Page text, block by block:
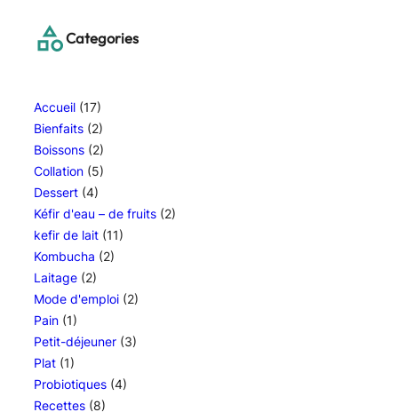
Categories
Accueil (17)
Bienfaits (2)
Boissons (2)
Collation (5)
Dessert (4)
Kéfir d'eau – de fruits (2)
kefir de lait (11)
Kombucha (2)
Laitage (2)
Mode d'emploi (2)
Pain (1)
Petit-déjeuner (3)
Plat (1)
Probiotiques (4)
Recettes (8)